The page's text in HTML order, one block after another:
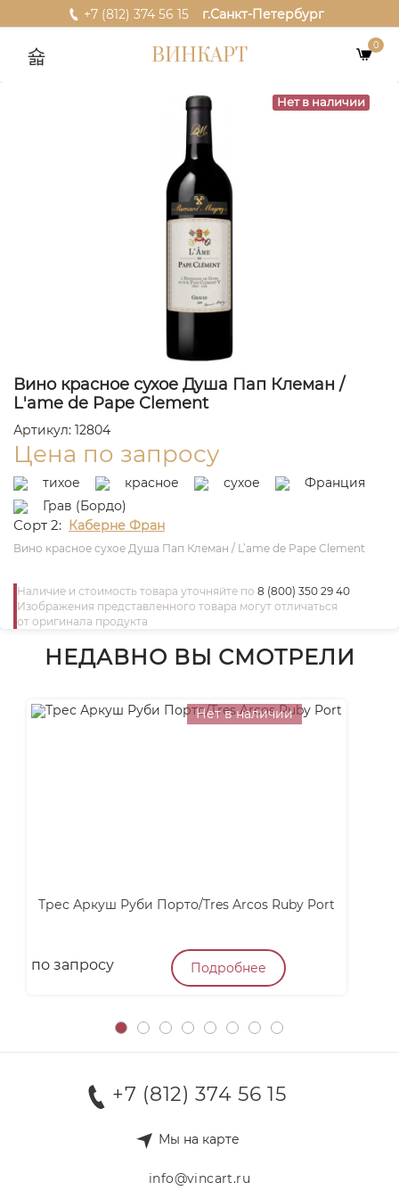
+7 (812) 374 56 15 г.Санкт-Петербург
ВИНКАРТ 0
Нет в наличии
Вино красное сухое Душа Пап Клеман /
L'ame de Pape Clement
Артикул: 12804
Цена по запросу
тихое красное сухое
Франция
Грав (Бордо)
Сорт 2: Каберне Фран
Вино красное сухое Душа Пап Клеман / L’ame de Pape Clement
Наличие и стоимость товара уточняйте по 8 (800) 350 29 40
Изображения представленного товара могут отличаться
от оригинала продукта
НЕДАВНО ВЫ СМОТРЕЛИ
Нет в наличии
Трес Аркуш Руби Порто/Tres Arcos Ruby Port
по запросу Подробнее
+7 (812) 374 56 15
Мы на карте
info@vincart.ru